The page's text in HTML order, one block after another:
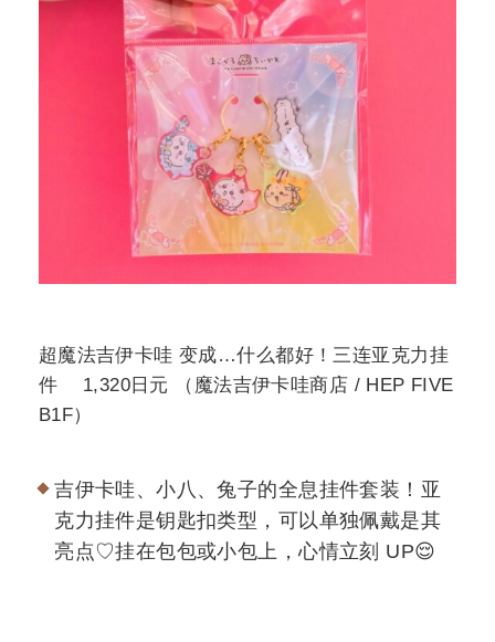
超魔法吉伊卡哇 变成…什么都好！三连亚克力挂
件 1,320日元 （魔法吉伊卡哇商店 / HEP FIVE
B1F）
吉伊卡哇、小八、兔子的全息挂件套装！亚
克力挂件是钥匙扣类型，可以单独佩戴是其
亮点♡挂在包包或小包上，心情立刻 UP😌